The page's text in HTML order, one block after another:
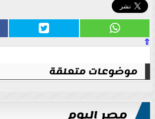
⇧
موضوعات متعلقة
مصر اليوم